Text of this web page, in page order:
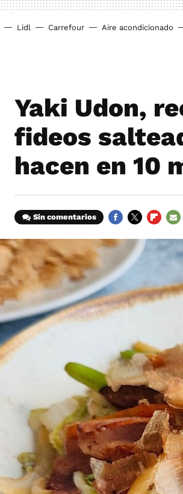
Lidl Carrefour Aire acondicionado
Yaki Udon,
fideos
hacen en 10
Sin comentarios
MAIL